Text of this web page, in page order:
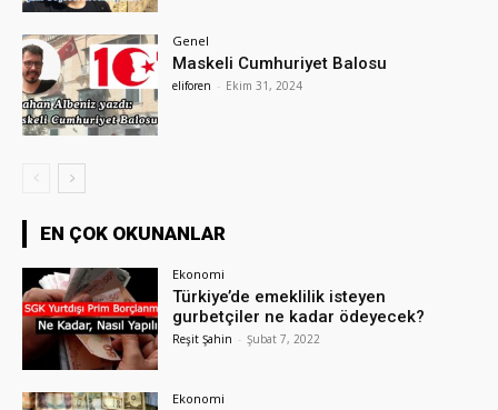
Genel
Maskeli Cumhuriyet Balosu
eliforen - Ekim 31, 2024
EN ÇOK OKUNANLAR
Ekonomi
Türkiye’de emeklilik isteyen
gurbetçiler ne kadar ödeyecek?
Reşit Şahin - Şubat 7, 2022
Ekonomi